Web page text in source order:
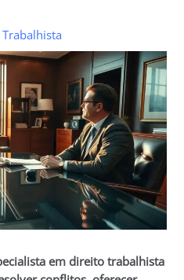
em direito trabalhista